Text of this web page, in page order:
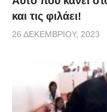
και τις φιλάει!
26 ΔΕΚΕΜΒΡΊΟΥ, 2023